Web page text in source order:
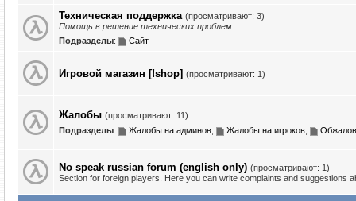
Техническая поддержка (просматривают: 3)
Помощь в решение технических проблем
Подразделы: Сайт
Игровой магазин [!shop] (просматривают: 1)
Жалобы (просматривают: 11)
Подразделы: Жалобы на админов Жалобы на игроков
No speak russian forum (english only) (просматривают: 1)
Section for foreign players. Here you can write complaints and suggestions